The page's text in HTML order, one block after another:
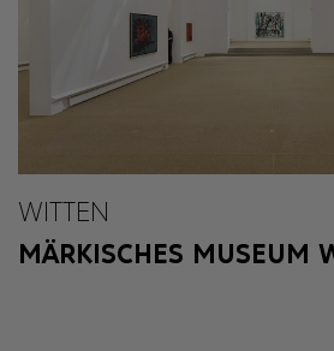
WITTEN
MÄRKISCHES MUSEUM